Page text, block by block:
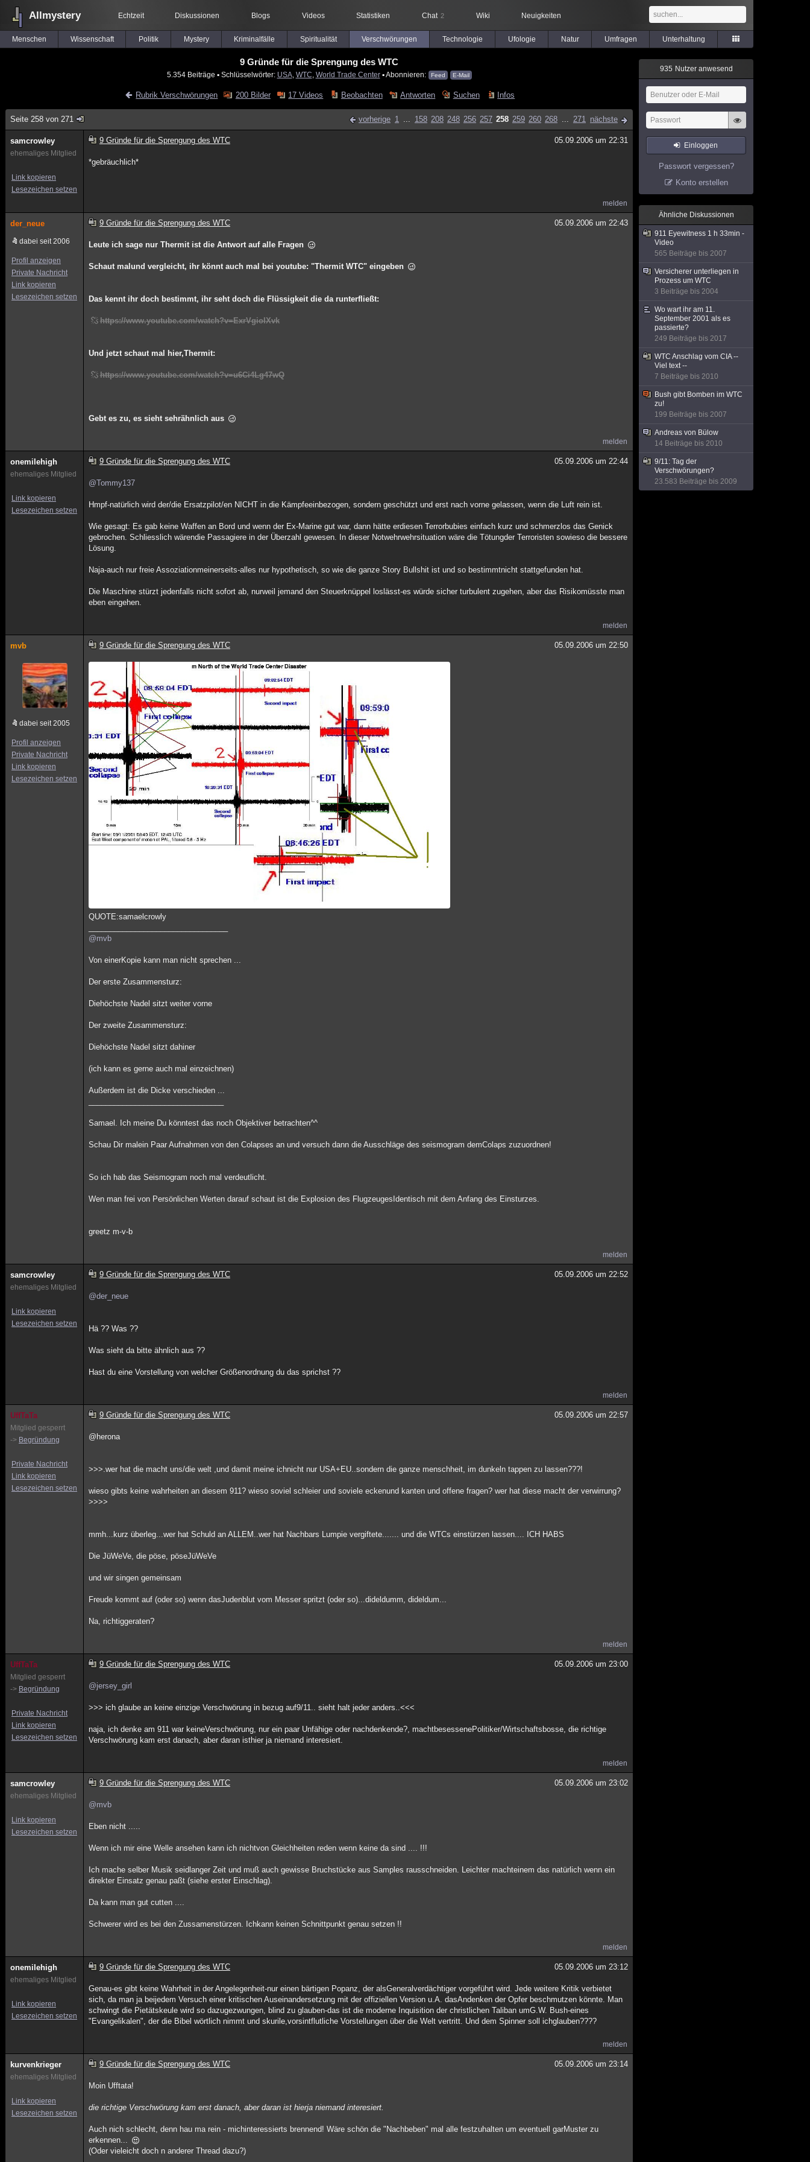
Allmystery Echtzeit Diskussionen Blogs Videos Statistiken Chat 2 Wiki Neuigkeiten
Menschen Wissenschaft Politik Mystery Kriminalfälle Spiritualität Verschwörungen Technologie Ufologie Natur Umfragen Unterhaltung
9 Gründe für die Sprengung des WTC
5.354 Beiträge ▪ Schlüsselwörter: USA, WTC World Trade Center▪ Abonnieren: Feed E-Mail
Rubrik Verschwörungen 200 Bilder 17 Videos Beobachten Antworten Suchen Infos
Seite 258 von 271 vorherige 1 ... 158 208 248 256 257 258 259 260 268 ... 271 nächste
samcrowley
ehemaliges Mitglied
Link kopieren
Lesezeichen setzen
9 Gründe für die Sprengung des WTC 05.09.2006 um 22:31
*gebräuchlich*
melden
der_neue
dabei seit 2006
Profil anzeigen
Private Nachricht
Link kopieren
Lesezeichen setzen
9 Gründe für die Sprengung des WTC 05.09.2006 um 22:43
Leute ich sage nur Thermit ist die Antwort auf alle Fragen
Schaut malund vergleicht, ihr könnt auch mal bei youtube: "Thermit WTC" eingeben
Das kennt ihr doch bestimmt, ihr seht doch die Flüssigkeit die da runterfließt:
https://www.youtube.com/watch?v=ExrVgioIXvk
Und jetzt schaut mal hier,Thermit:
https://www.youtube.com/watch?v=u6Ci4Lg47wQ
Gebt es zu, es sieht sehrähnlich aus
melden
onemilehigh
ehemaliges Mitglied
Link kopieren
Lesezeichen setzen
9 Gründe für die Sprengung des WTC 05.09.2006 um 22:44
@Tommy137
Hmpf-natürlich wird der/die Ersatzpilot/en NICHT in die Kämpfeeinbezogen, sondern geschützt und erst nach vorne gelassen, wenn die Luft rein ist.
Wie gesagt: Es gab keine Waffen an Bord und wenn der Ex-Marine gut war, dann hätte erdiesen Terrorbubies einfach kurz und schmerzlos das Genick
gebrochen. Schliesslich wärendie Passagiere in der Überzahl gewesen. In dieser Notwehrwehrsituation wäre die Tötungder Terroristen sowieso die bessere
Lösung.
Naja-auch nur freie Assoziationmeinerseits-alles nur hypothetisch, so wie die ganze Story Bullshit ist und so bestimmtnicht stattgefunden hat.
Die Maschine stürzt jedenfalls nicht sofort ab, nurweil jemand den Steuerknüppel loslässt-es würde sicher turbulent zugehen, aber das Risikomüsste man
eben eingehen.
melden
mvb
dabei seit 2005
Profil anzeigen
Private Nachricht
Link kopieren
Lesezeichen setzen
9 Gründe für die Sprengung des WTC 05.09.2006 um 22:50
QUOTE:samaelcrowly
@mvb
Von einerKopie kann man nicht sprechen ...
Der erste Zusammensturz:
Diehöchste Nadel sitzt weiter vorne
Der zweite Zusammensturz:
Diehöchste Nadel sitzt dahiner
(ich kann es gerne auch mal einzeichnen)
Außerdem ist die Dicke verschieden ...
Samael. Ich meine Du könntest das noch Objektiver betrachten^^
Schau Dir malein Paar Aufnahmen von den Colapses an und versuch dann die Ausschläge des seismogram demColaps zuzuordnen!
So ich hab das Seismogram noch mal verdeutlicht.
Wen man frei von Persönlichen Werten darauf schaut ist die Explosion des FlugzeugesIdentisch mit dem Anfang des Einsturzes.
greetz m-v-b
melden
samcrowley
ehemaliges Mitglied
Link kopieren
Lesezeichen setzen
9 Gründe für die Sprengung des WTC 05.09.2006 um 22:52
@der_neue
Hä ?? Was ??
Was sieht da bitte ähnlich aus ??
Hast du eine Vorstellung von welcher Größenordnung du das sprichst ??
melden
UffTaTa
Mitglied gesperrt
-> Begründung
Private Nachricht
Link kopieren
Lesezeichen setzen
9 Gründe für die Sprengung des WTC 05.09.2006 um 22:57
@herona
>>>.wer hat die macht uns/die welt ,und damit meine ichnicht nur USA+EU..sondern die ganze menschheit, im dunkeln tappen zu lassen???!
wieso gibts keine wahrheiten an diesem 911? wieso soviel schleier und soviele eckenund kanten und offene fragen? wer hat diese macht der verwirrung?
>>>>
mmh...kurz überleg...wer hat Schuld an ALLEM..wer hat Nachbars Lumpie vergiftete....... und die WTCs einstürzen lassen.... ICH HABS
Die JüWeVe, die pöse, pöseJüWeVe
und wir singen gemeinsam
Freude kommt auf (oder so) wenn dasJudenblut vom Messer spritzt (oder so)...dideldumm, dideldum...
Na, richtiggeraten?
melden
UffTaTa
Mitglied gesperrt
-> Begründung
Private Nachricht
Link kopieren
Lesezeichen setzen
9 Gründe für die Sprengung des WTC 05.09.2006 um 23:00
@jersey_girl
>>> ich glaube an keine einzige Verschwörung in bezug auf9/11.. sieht halt jeder anders..<<<
naja, ich denke am 911 war keineVerschwörung, nur ein paar Unfähige oder nachdenkende?, machtbesessenePolitiker/Wirtschaftsbosse, die richtige
Verschwörung kam erst danach, aber daran isthier ja niemand interesiert.
melden
samcrowley
ehemaliges Mitglied
Link kopieren
Lesezeichen setzen
9 Gründe für die Sprengung des WTC 05.09.2006 um 23:02
@mvb
Eben nicht .....
Wenn ich mir eine Welle ansehen kann ich nichtvon Gleichheiten reden wenn keine da sind .... !!!
Ich mache selber Musik seidlanger Zeit und muß auch gewisse Bruchstücke aus Samples rausschneiden. Leichter machteinem das natürlich wenn ein
direkter Einsatz genau paßt (siehe erster Einschlag).
Da kann man gut cutten ....
Schwerer wird es bei den Zussamenstürzen. Ichkann keinen Schnittpunkt genau setzen !!
melden
onemilehigh
ehemaliges Mitglied
Link kopieren
Lesezeichen setzen
9 Gründe für die Sprengung des WTC 05.09.2006 um 23:12
Genau-es gibt keine Wahrheit in der Angelegenheit-nur einen bärtigen Popanz, der alsGeneralverdächtiger vorgeführt wird. Jede weitere Kritik verbietet
sich, da man ja beijedem Versuch einer kritischen Auseinandersetzung mit der offiziellen Version u.A. dasAndenken der Opfer beschmutzen könnte. Man
schwingt die Pietätskeule wird so dazugezwungen, blind zu glauben-das ist die moderne Inquisition der christlichen Taliban umG.W. Bush-eines
"Evangelikalen", der die Bibel wörtlich nimmt und skurile,vorsintflutliche Vorstellungen über die Welt vertritt. Und dem Spinner soll ichglauben????
melden
kurvenkrieger
ehemaliges Mitglied
Link kopieren
Lesezeichen setzen
9 Gründe für die Sprengung des WTC 05.09.2006 um 23:14
Moin Ufftata!
die richtige Verschwörung kam erst danach, aber daran ist hierja niemand interesiert.
Auch nich schlecht, denn hau ma rein - michinteressierts brennend! Wäre schön die "Nachbeben" mal alle festzuhalten um eventuell garMuster zu
erkennen...
(Oder vieleicht doch n anderer Thread dazu?)
935 Nutzer anwesend
Einloggen
Passwort vergessen?
Konto erstellen
Ähnliche Diskussionen
911 Eyewitness 1 h 33min -
Video
565 Beiträge bis 2007
Versicherer unterliegen in
Prozess um WTC
3 Beiträge bis 2004
Wo wart ihr am 11.
September 2001 als es
passierte?
249 Beiträge bis 2017
WTC Anschlag vom CIA --
Viel text --
7 Beiträge bis 2010
Bush gibt Bomben im WTC
zu!
199 Beiträge bis 2007
Andreas von Bülow
14 Beiträge bis 2010
9/11: Tag der
Verschwörungen?
23.583 Beiträge bis 2009